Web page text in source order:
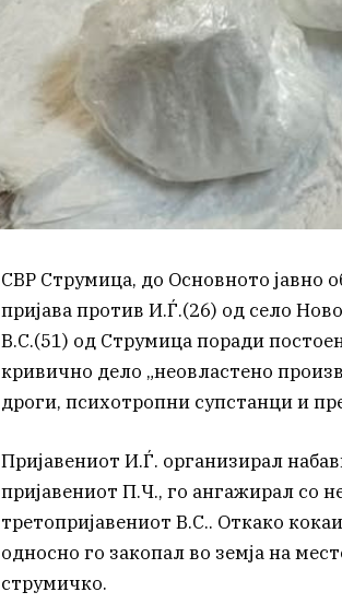
СВР Струмица, до Основното јавно
пријава против И.Ѓ.(26) од село
В.С.(51) од Струмица поради
кривично дело „неовластено
дроги, психотропни супстанци и
Пријавениот И.Ѓ. организирал
пријавениот П.Ч., го ангажирал со
третопријавениот В.С.. Откако
односно го закопал во земја на
струмичко.